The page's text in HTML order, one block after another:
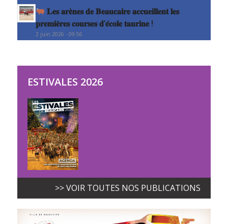
𝐋𝐞𝐬 𝐚𝐫𝐞̀𝐧𝐞𝐬 𝐝𝐞 𝐁𝐞𝐚𝐮𝐜𝐚𝐢𝐫𝐞 𝐚𝐜𝐜𝐮𝐞𝐢𝐥𝐥𝐞𝐧𝐭 𝐥𝐞𝐬
𝐩𝐫𝐞𝐦𝐢𝐞̀𝐫𝐞𝐬 𝐜𝐨𝐮𝐫𝐬𝐞𝐬 𝐝’𝐞́𝐜𝐨𝐥𝐞 𝐭𝐚𝐮𝐫𝐢𝐧𝐞 !
2 juin 2026 - 09:56
ESTIVALES 2026
>> VOIR TOUTES NOS PUBLICATIONS